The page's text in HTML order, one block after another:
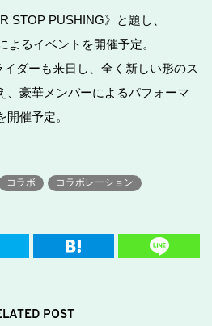
STOP PUSHING》と題し、
よるイベントを開催予定。
ダーも来日し、全く新しい形のス
、豪華メンバーによるパフォーマ
催予定。
コラボ コラボレーション
POST